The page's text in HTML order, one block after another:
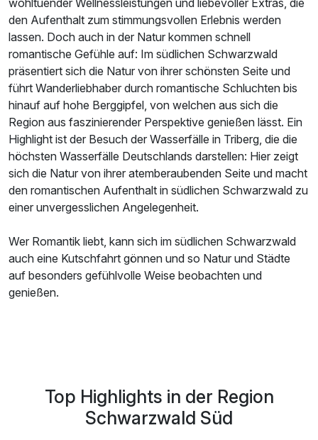
den Aufenthalt zum stimmungsvollen Erlebnis werden
lassen. Doch auch in der Natur kommen schnell
romantische Gefühle auf: Im südlichen Schwarzwald
präsentiert sich die Natur von ihrer schönsten Seite und
führt Wanderliebhaber durch romantische Schluchten bis
hinauf auf hohe Berggipfel, von welchen aus sich die
Region aus faszinierender Perspektive genießen lässt. Ein
Highlight ist der Besuch der Wasserfälle in Triberg, die die
höchsten Wasserfälle Deutschlands darstellen: Hier zeigt
sich die Natur von ihrer atemberaubenden Seite und macht
den romantischen Aufenthalt in südlichen Schwarzwald zu
einer unvergesslichen Angelegenheit.
Wer Romantik liebt, kann sich im südlichen Schwarzwald
auch eine Kutschfahrt gönnen und so Natur und Städte
auf besonders gefühlvolle Weise beobachten und
genießen.
Top Highlights in der Region
Schwarzwald Süd